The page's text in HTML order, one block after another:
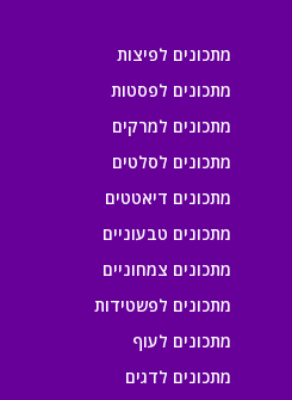
מתכונים לפיצות
מתכונים לפסטות
מתכונים למרקים
מתכונים לסלטים
מתכונים דיאטטים
מתכונים טבעוניים
מתכונים צמחוניים
מתכונים לפשטידות
מתכונים לעוף
מתכונים לדגים